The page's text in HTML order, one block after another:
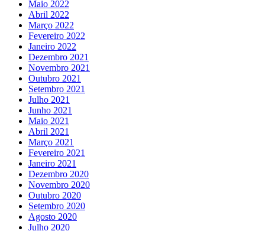
Maio 2022
Abril 2022
Março 2022
Fevereiro 2022
Janeiro 2022
Dezembro 2021
Novembro 2021
Outubro 2021
Setembro 2021
Julho 2021
Junho 2021
Maio 2021
Abril 2021
Março 2021
Fevereiro 2021
Janeiro 2021
Dezembro 2020
Novembro 2020
Outubro 2020
Setembro 2020
Agosto 2020
Julho 2020